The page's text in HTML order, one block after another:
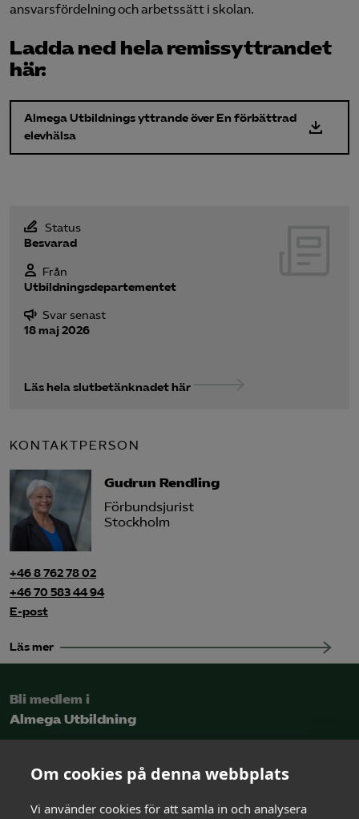
Om cookies på denna webbplats
Vi använder cookies för att samla in och analysera
ansvarsfördelning och arbetssätt i skolan.
Ladda ned hela remissyttrandet
här:
Almega Utbildnings yttrande över En förbättrad
elevhälsa
Status
Besvarad
Från
Utbildningsdepartementet
Svar senast
18 maj 2026
Läs hela slutbetänknadet här
KONTAKTPERSON
Gudrun Rendling
Förbundsjurist
Stockholm
+46 8 762 78 02
+46 70 583 44 94
E-post
Läs mer
Bli medlem i
Almega Utbildning